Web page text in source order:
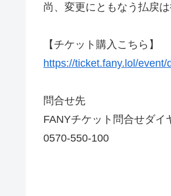
尚、変更にともなう払戻は
【チケット購入こちら】
https://ticket.fany.lol/
問合せ先
FANYチケット問合せダイ
0570-550-100